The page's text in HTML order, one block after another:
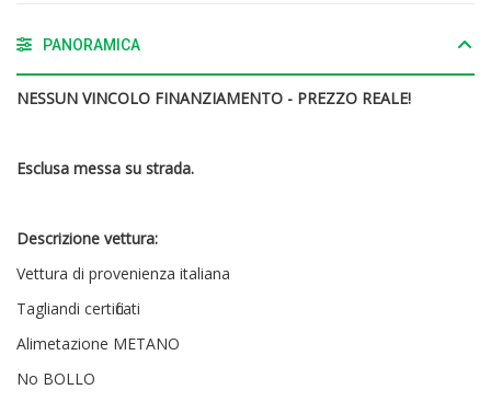
PANORAMICA
NESSUN VINCOLO FINANZIAMENTO - PREZZO REALE!
Esclusa messa su strada.
Descrizione vettura:
Vettura di provenienza italiana
Tagliandi certificati
Alimetazione METANO
No BOLLO